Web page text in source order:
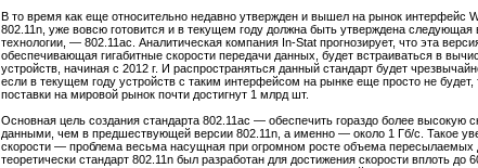
В то время как еще относительно недавно утвержден и вышел на рынок интерфейс
802.11n, уже вовсю готовится и в текущем году должна быть утверждена следующая
технологии, — 802.11ac. Аналитическая компания In-Stat прогнозирует, что эта
обеспечивающая гигабитные скорости передачи данных, будет встраиваться в
устройств, начиная с 2012 г. И распространяться данный стандарт будет
если в текущем году устройств с таким интерфейсом на рынке еще просто не будет,
поставки на мировой рынок почти достигнут 1 млрд шт.
Основная цель создания стандарта 802.11ac — обеспечить гораздо более высокую
данными, чем в предшествующей версии 802.11n, а именно — около 1 Гб/с. Такое
скорости — проблема весьма насущная при огромном росте объема пересылаемых
теоретически стандарт 802.11n был разработан для достижения скорости вплоть до